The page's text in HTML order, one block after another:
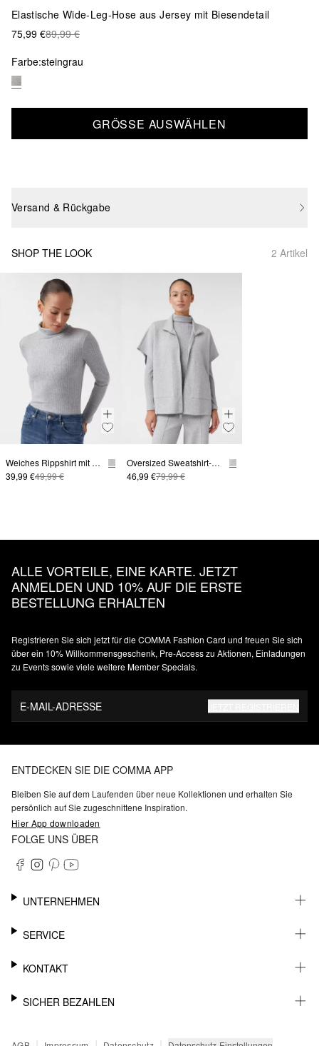
Elastische Wide-Leg-Hose aus Jersey mit Biesendetail
75,99 €89,99 €
Farbe:steingrau
GRÖSSE AUSWÄHLEN
Versand & Rückgabe
SHOP THE LOOK 2 Artikel
Weiches Rippshirt mit Rollkragen im Slim Fit
39,99 €49,99 €
Oversized Sweatshirt-Cape mit aufgesetzten Taschen
46,99 €79,99 €
ALLE VORTEILE, EINE KARTE. JETZT
ANMELDEN UND 10% AUF DIE ERSTE
BESTELLUNG ERHALTEN
Registrieren Sie sich jetzt für die COMMA Fashion Card und freuen Sie sich
über ein 10% Willkommensgeschenk, Pre-Access zu Aktionen, Einladungen
zu Events sowie viele weitere Member Specials.
E-MAIL-ADRESSE
ENTDECKEN SIE DIE COMMA APP
Bleiben Sie auf dem Laufenden über neue Kollektionen und erhalten Sie
persönlich auf Sie zugeschnittene Inspiration.
Hier App downloaden
FOLGE UNS ÜBER
UNTERNEHMEN
KARRIERE
BARRIEREFREIHEIT
SERVICE
WHATSAPP
MEIN KONTO
KONTAKT
SUPPORT
SICHER BEZAHLEN